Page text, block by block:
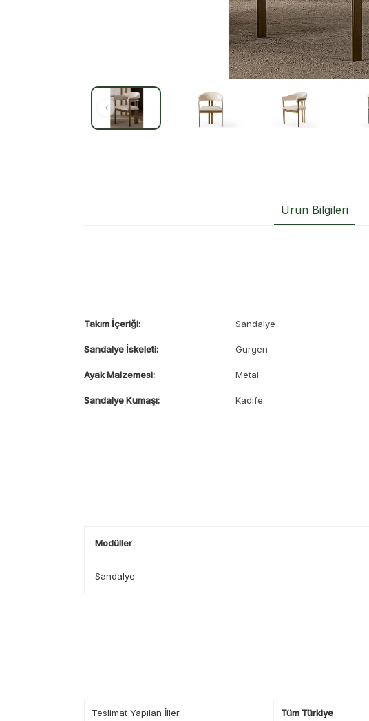
Ürün Bilgileri
Takım İçeriği: Sandalye
Sandalye İskeleti: Gürgen
Ayak Malzemesi: Metal
Sandalye Kumaşı: Kadife
Modüller
Sandalye
Teslimat Yapılan İller Tüm Türkiye